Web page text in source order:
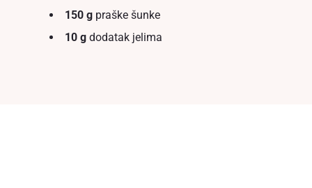
150 g praške šunke
10 g dodatak jelima